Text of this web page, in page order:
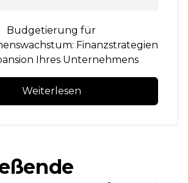
Budgetierung für
Finanzstrategien
Ihres Unternehmens
Weiterlesen